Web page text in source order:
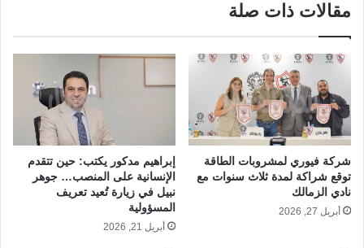
مقالات ذات صلة
شركة فيوري لمشروبات الطاقة
توقع شراكة لمدة ثلاث سنوات مع
نادي الزمالك
أبريل 27, 2026
إبراهيم مدكور يكتب: حين تتقدم
الإنسانية على المنصب… جوهر
نبيل في زيارة تُعيد تعريف
المسؤولية
أبريل 21, 2026